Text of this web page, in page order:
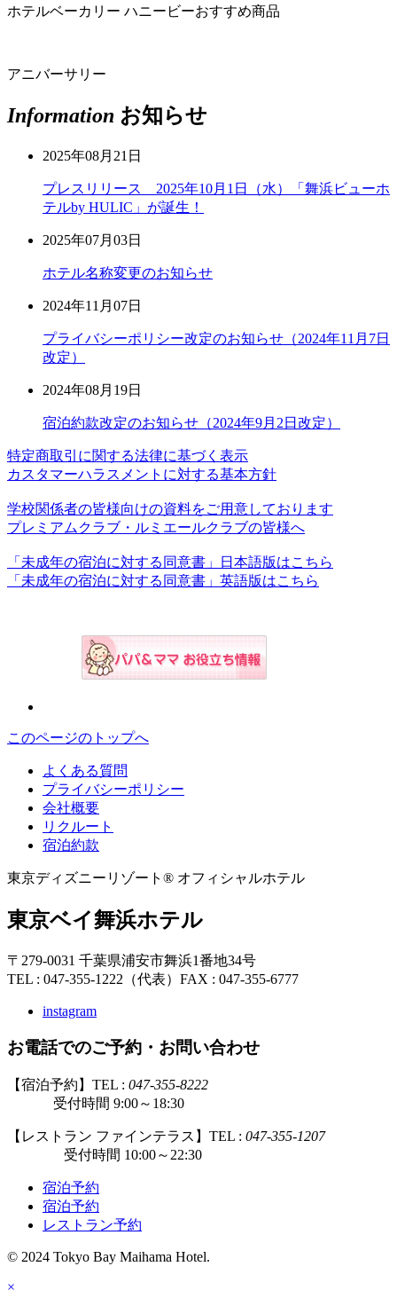
ホテルベーカリー ハニービーおすすめ商品
アニバーサリー
Information お知らせ
2025年08月21日
プレスリリース 2025年10月1日（水）「舞浜ビューホ
テルby HULIC」が誕生！
2025年07月03日
ホテル名称変更のお知らせ
2024年11月07日
プライバシーポリシー改定のお知らせ（2024年11月7日
改定）
2024年08月19日
宿泊約款改定のお知らせ（2024年9月2日改定）
特定商取引に関する法律に基づく表示
カスタマーハラスメントに対する基本方針
学校関係者の皆様向けの資料をご用意しております
プレミアムクラブ・ルミエールクラブの皆様へ
「未成年の宿泊に対する同意書」日本語版はこちら
「未成年の宿泊に対する同意書」英語版はこちら
このページのトップへ
よくある質問
プライバシーポリシー
会社概要
リクルート
宿泊約款
東京ディズニーリゾート® オフィシャルホテル
東京ベイ舞浜ホテル
〒279-0031 千葉県浦安市舞浜1番地34号
TEL : 047-355-1222（代表） FAX : 047-355-6777
instagram
お電話でのご予約・お問い合わせ
【宿泊予約】TEL : 047-355-8222
受付時間 9:00～18:30
【レストラン ファインテラス】TEL : 047-355-1207
受付時間 10:00～22:30
宿泊予約
宿泊予約
レストラン予約
© 2024 Tokyo Bay Maihama Hotel.
×